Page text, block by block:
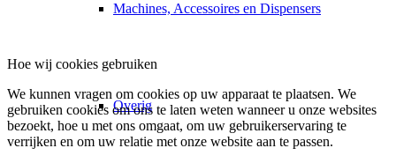
Machines, Accessoires en Dispensers
Overig
Hoe wij cookies gebruiken
We kunnen vragen om cookies op uw apparaat te plaatsen. We
gebruiken cookies om ons te laten weten wanneer u onze websites
bezoekt, hoe u met ons omgaat, om uw gebruikerservaring te
verrijken en om uw relatie met onze website aan te passen.